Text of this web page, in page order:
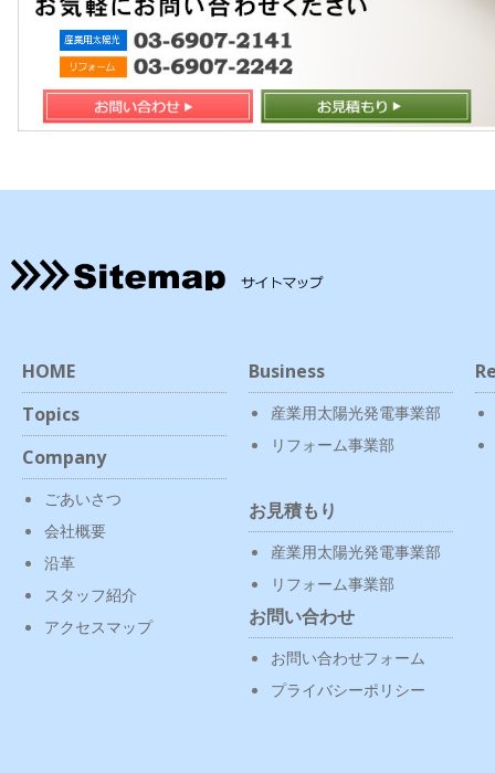
HOME
Topics
Company
ごあいさつ
会社概要
沿革
スタッフ紹介
アクセスマップ
Business
産業用太陽光発電事業部
リフォーム事業部
お見積もり
産業用太陽光発電事業部
リフォーム事業部
お問い合わせ
お問い合わせフォーム
プライバシーポリシー